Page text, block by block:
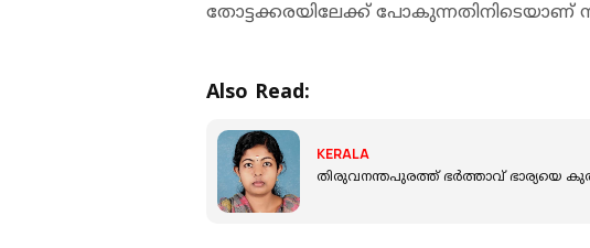
തോട്ടക്കരയിലേക്ക് പോകുന്നതിനിടെയാണ്
Also Read:
KERALA
തിരുവനന്തപുരത്ത് ഭർത്താവ് ഭാര്യയെ